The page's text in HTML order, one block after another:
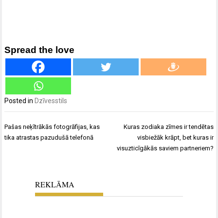
Spread the love
Posted in Dzīvesstils
Ziņu
izvēlne
Pašas neķītrākās fotogrāfijas, kas
tika atrastas pazudušā telefonā
Kuras zodiaka zīmes ir tendētas
visbiežāk krāpt, bet kuras ir
visuzticīgākās saviem partneriem?
REKLĀMA